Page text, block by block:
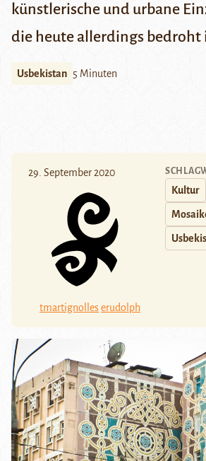
künstlerische und urbane
die heute allerdings bedroht
Usbekistan 5 Minuten
29. September 2020
tmartignolleserudolph
Kultur